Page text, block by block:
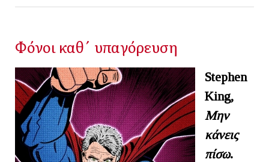
Φόνοι καθ΄ υπαγόρευση
Stephen
King,
Μην
κάνεις
πίσω.